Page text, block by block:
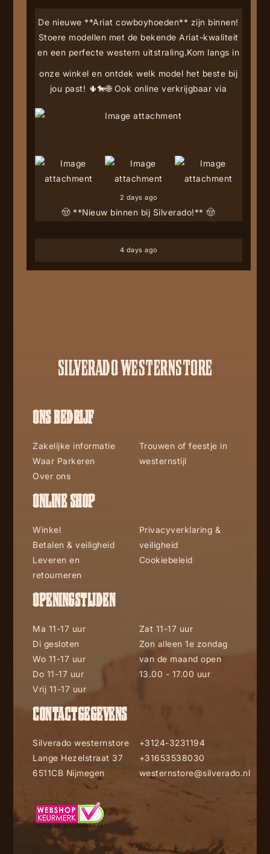
🤠 **Nieuw binnen bij Silverado!** 🤠
De nieuwe **Ariat cowboyhoeden** zijn binnen!
Stoere modellen met de bekende Ariat-kwaliteit
en een perfecte western uitstraling.Kom langs in
onze winkel en ontdek welk model het beste bij
jou past! 🌵🐎🌐 Ook online verkrijgbaar via
2 days ago
4 days ago
SILVERADO WESTERNSTORE
ONS BEDRIJF
Zakelijke informatie
Waar Parkeren
Over ons
Trouwen of feestje in
westernstijl
ONLINE SHOP
Winkel
Betalen & veiligheid
Leveren en
retourneren
Privacyverklaring &
veiligheid
Cookiebeleid
OPENINGSTIJDEN
Ma 11-17 uur
Di gesloten
Wo 11-17 uur
Do 11-17 uur
Vrij 11-17 uur
Zat 11-17 uur
Zon alleen 1e zondag
van de maand open
13.00 - 17.00 uur
CONTACTGEGEVENS
Silverado westernstore
Lange Hezelstraat 37
6511CB Nijmegen
+3124-3231194
+31653538030
westernstore@silverado.nl